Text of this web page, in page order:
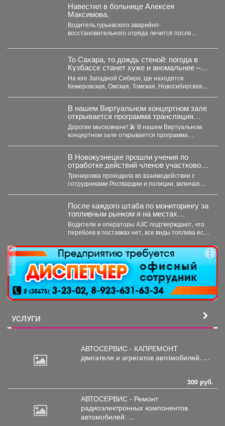
Навестил в больнице Алексея
Максимова.
Водитель гурьевского аварийно-
восстановительного отряда лечится после
Горловку он...
То Сахара, то дождь стеной: погода в
Кузбассе станет хуже и аномальнее –
причина
На юге Западной Сибири, где находятся
Кемеровская, Омская, Томская, Новосибирская
В нашем Виртуальном концертном зале
открывается программа трансляция
концерта-караоке «Споём любимое и
родное»!
Дорогие мысковчане! 🎤 В нашем Виртуальном
концертном зале открывается программа
В Новокузнецке прошли учения по
отработке действий членов участковой
избирательной комиссии в нештатных
ситуациях на предстоящих выборах.
Тренировка проходила во взаимодействии с
сотрудниками Росгвардии и полиции, включая
После каждого штаба по мониторингу за
топливным рынком я на местах
проверяю, соответствует ли озвученная
информация действительности.
Водители и операторы АЗС подтверждают, что
перебоев в поставках нет, все виды топлива есть
реклама
УСЛУГИ
АВТОСЕРВИС - КАПРЕМОНТ
двигателя и агрегатов автомобилей. ...
300 руб.
АВТОСЕРВИС - Ремонт
радиоэлектронных компонентов
автомобилей: ...